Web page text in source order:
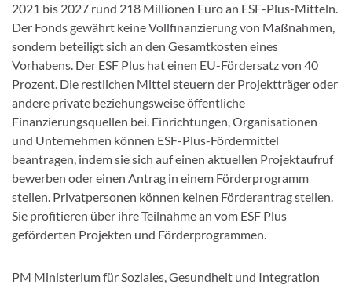
2021 bis 2027 rund 218 Millionen Euro an ESF-Plus-Mitteln.
Der Fonds gewährt keine Vollfinanzierung von Maßnahmen,
sondern beteiligt sich an den Gesamtkosten eines
Vorhabens. Der ESF Plus hat einen EU-Fördersatz von 40
Prozent. Die restlichen Mittel steuern der Projektträger oder
andere private beziehungsweise öffentliche
Finanzierungsquellen bei. Einrichtungen, Organisationen
und Unternehmen können ESF-Plus-Fördermittel
beantragen, indem sie sich auf einen aktuellen Projektaufruf
bewerben oder einen Antrag in einem Förderprogramm
stellen. Privatpersonen können keinen Förderantrag stellen.
Sie profitieren über ihre Teilnahme an vom ESF Plus
geförderten Projekten und Förderprogrammen.
PM Ministerium für Soziales, Gesundheit und Integration